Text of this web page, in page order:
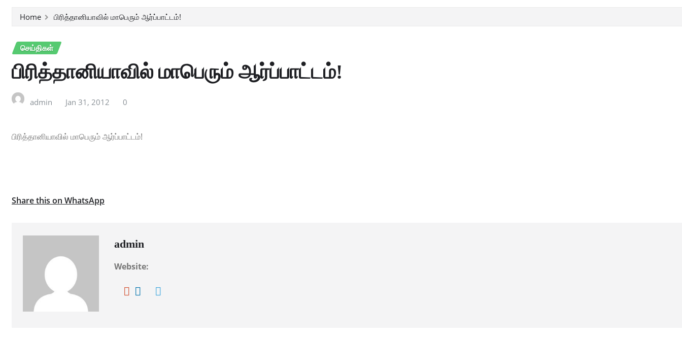
Home பிரித்தானியாவில் மாபெரும் ஆர்ப்பாட்டம்!
செய்திகள்
பிரித்தானியாவில் மாபெரும் ஆர்ப்பாட்டம்!
admin Jan 31, 2012 0
பிரித்தானியாவில் மாபெரும் ஆர்ப்பாட்டம்!
Share this on WhatsApp
admin
Website: